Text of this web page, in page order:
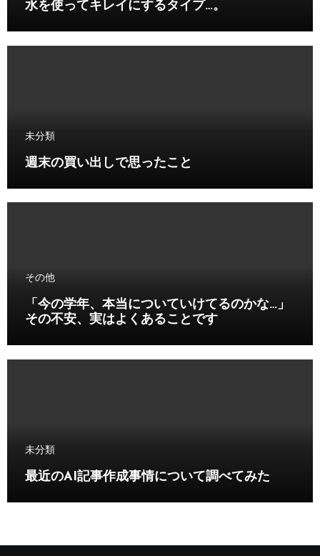
水を使ってキレイにするタイプ…。
未分類
週末の買い出しで思ったこと
その他
「今の学年、本当についていけてるのかな…」
その不安、実はよくあることです
未分類
最近のAI記事作成事情について調べてみた